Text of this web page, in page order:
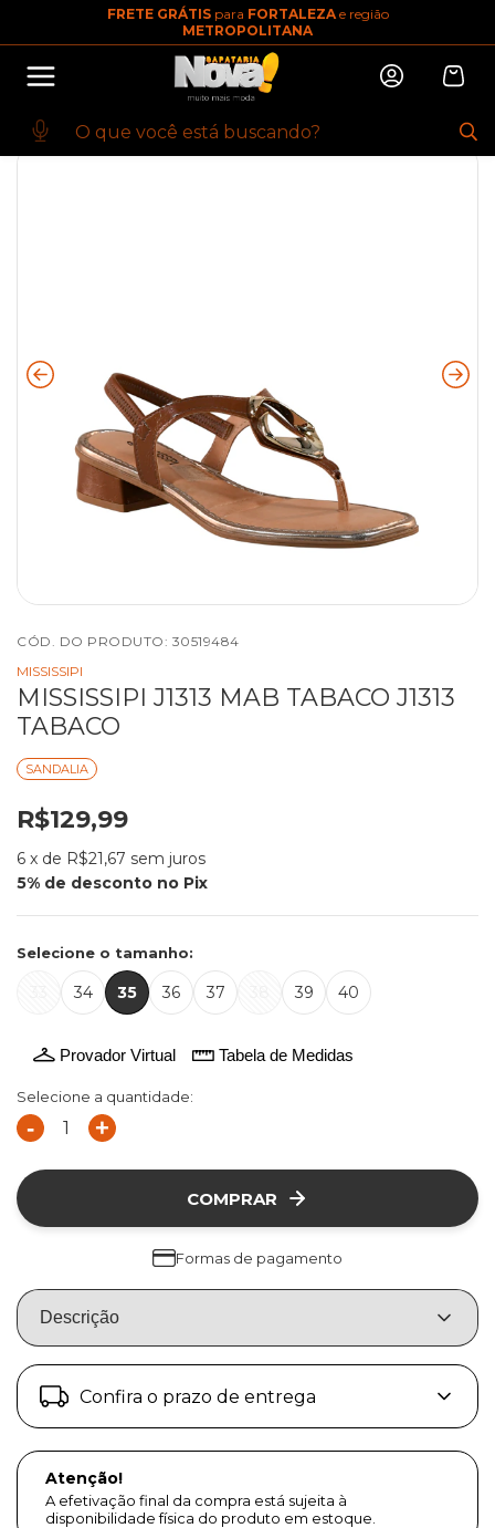
10% OFF na primeira compra
Baixe o app. Cupom BEMVINDO10
(100+)
Abrir
FRETE GRÁTISpara FORTALEZAe região
METROPOLITANA
CALCADO · SANDALIA
TABACO J1313 TABACO
CÓD. DO PRODUTO: 30519484
MISSISSIPI
MISSISSIPI J1313 MAB TABACO J1313
TABACO
SANDALIA
R$129,99
6 x de R$21,67 sem juros
Selecione o tamanho:
34 35 36 37 39 40
Provador Virtual Tabela de Medidas
Selecione a quantidade:
- +
COMPRAR
Formas de pagamento
Descrição
Confira o prazo de entrega
Atenção!
A efetivação final da compra está sujeita à
disponibilidade física do produto em estoque.